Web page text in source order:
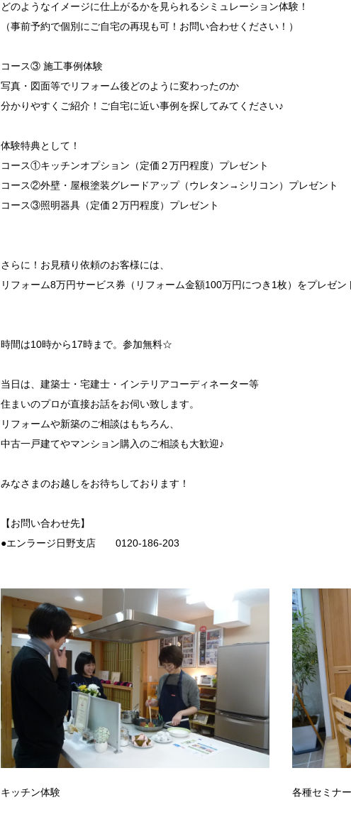
どのようなイメージに仕上がるかを見られるシミュレーション体験！
（事前予約で個別にご自宅の再現も可！お問い合わせください！）
コース③ 施工事例体験
写真・図面等でリフォーム後どのように変わったのか
分かりやすくご紹介！ご自宅に近い事例を探してみてください♪
体験特典として！
コース①キッチンオプション（定価２万円程度）プレゼント
コース②外壁・屋根塗装グレードアップ（ウレタン→シリコン）プレゼント
コース③照明器具（定価２万円程度）プレゼント
さらに！お見積り依頼のお客様には、
リフォーム8万円サービス券（リフォーム金額100万円につき1枚）をプレゼン
時間は10時から17時まで。参加無料☆
当日は、建築士・宅建士・インテリアコーディネーター等
住まいのプロが直接お話をお伺い致します。
リフォームや新築のご相談はもちろん、
中古一戸建てやマンション購入のご相談も大歓迎♪
みなさまのお越しをお待ちしております！
【お問い合わせ先】
●エンラージ日野支店 0120-186-203
キッチン体験 各種セミナー